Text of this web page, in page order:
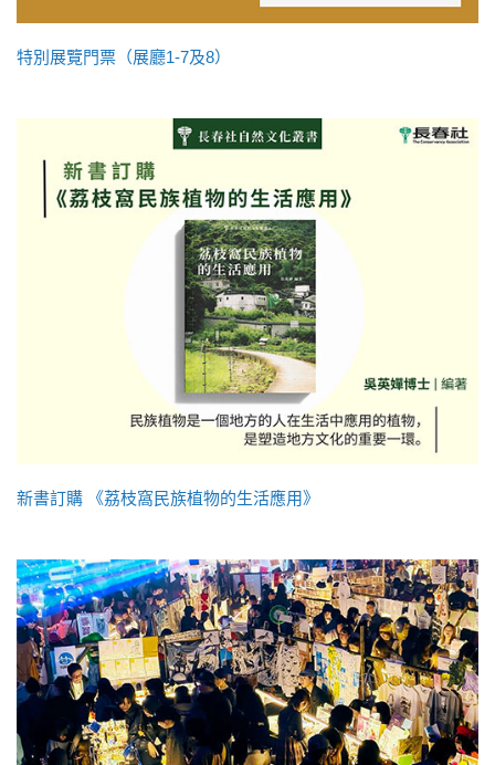
特別展覽門票（展廳1-7及8）
新書訂購 《荔枝窩民族植物的生活應用》